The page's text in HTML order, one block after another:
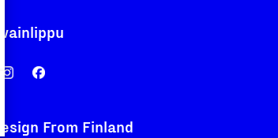
Avainlippu
Design From Finland